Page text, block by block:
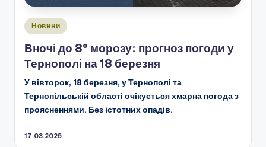
Опубліковано
Новини
Вночі до 8° морозу: прогноз погоди у
Тернополі на 18 березня
У вівторок, 18 березня, у Тернополі та
Тернопільській області очікується хмарна погода з
проясненнями. Без істотних опадів.
17.03.2025